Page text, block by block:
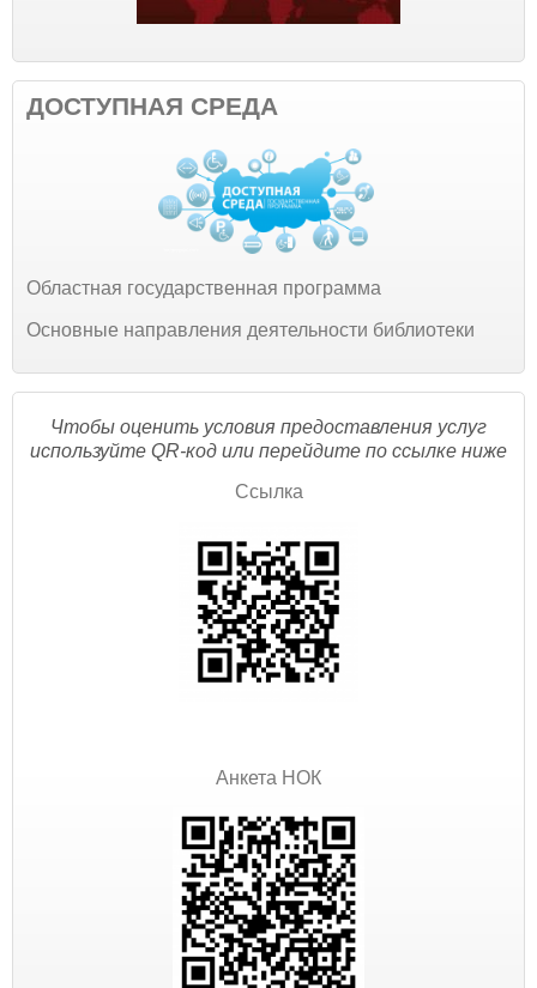
ДОСТУПНАЯ СРЕДА
Областная государственная программа
Основные направления деятельности библиотеки
Чтобы оценить условия предоставления услуг
используйте QR-код или перейдите по ссылке ниже
Ссылка
Анкета НОК